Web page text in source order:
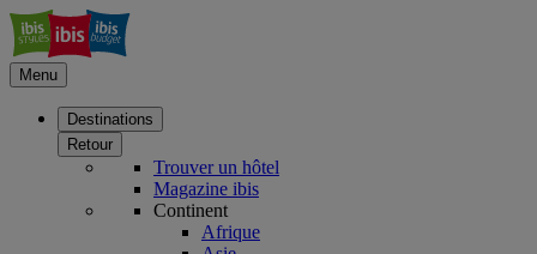
Menu
Destinations
Retour
Trouver un hôtel
Magazine ibis
Continent
Afrique